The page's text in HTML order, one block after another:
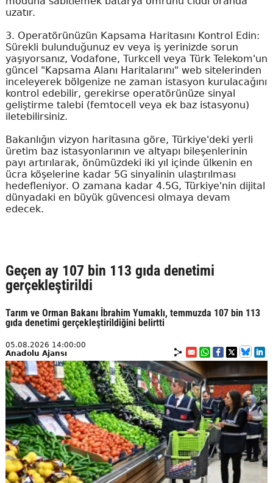
uzatır.
3. Operatörünüzün Kapsama Haritasını Kontrol Edin:
Sürekli bulunduğunuz ev veya iş yerinizde sorun
yaşıyorsanız, Vodafone, Turkcell veya Türk Telekom'un
güncel "Kapsama Alanı Haritalarını" web sitelerinden
inceleyerek bölgenize ne zaman istasyon kurulacağını
kontrol edebilir, gerekirse operatörünüze sinyal
geliştirme talebi (femtocell veya ek baz istasyonu)
iletebilirsiniz.
Bakanlığın vizyon haritasına göre, Türkiye'deki yerli
üretim baz istasyonlarının ve altyapı bileşenlerinin
payı artırılarak, önümüzdeki iki yıl içinde ülkenin en
ücra köşelerine kadar 5G sinyalinin ulaştırılması
hedefleniyor. O zamana kadar 4.5G, Türkiye'nin dijital
dünyadaki en büyük güvencesi olmaya devam
edecek.
Geçen ay 107 bin 113 gıda denetimi
gerçekleştirildi
Tarım ve Orman Bakanı İbrahim Yumaklı, temmuzda 107 bin 113
gıda denetimi gerçekleştirildiğini belirtti
05.08.2026 14:00:00
Anadolu Ajansı